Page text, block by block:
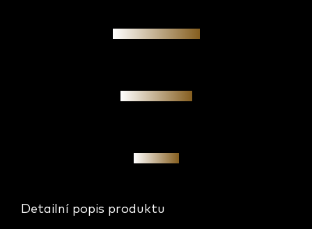
Detailní popis produktu